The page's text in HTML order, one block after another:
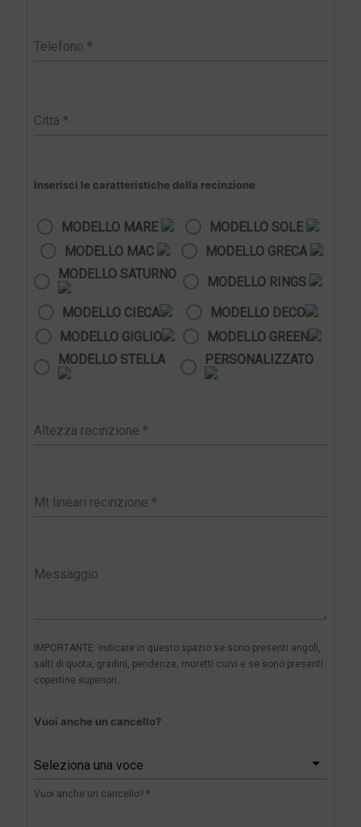
Inserisci le caratteristiche della recinzione
MODELLO MARE
MODELLO SOLE
MODELLO MAC
MODELLO GRECA
MODELLO SATURNO
MODELLO RINGS
MODELLO CIECA
MODELLO DECO
MODELLO GIGLIO
MODELLO GREEN
MODELLO STELLA
PERSONALIZZATO
IMPORTANTE: indicare in questo spazio se sono presenti angoli,
salti di quota, gradini, pendenze, muretti curvi e se sono presenti
copertine superiori.
Vuoi anche un cancello?
Seleziona una voce
Vuoi anche un cancello? *